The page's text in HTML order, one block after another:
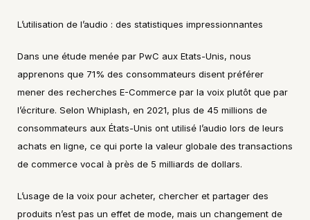
L’utilisation de l’audio : des statistiques impressionnantes
Dans une étude menée par PwC aux Etats-Unis, nous
apprenons que 71% des consommateurs disent préférer
mener des recherches E-Commerce par la voix plutôt que par
l’écriture. Selon Whiplash, en 2021, plus de 45 millions de
consommateurs aux États-Unis ont utilisé l’audio lors de leurs
achats en ligne, ce qui porte la valeur globale des transactions
de commerce vocal à près de 5 milliards de dollars.
L’usage de la voix pour acheter, chercher et partager des
produits n’est pas un effet de mode, mais un changement de